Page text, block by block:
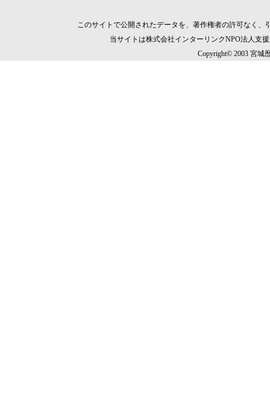
このサイトで公開されたデータを、著作権者の許可なく
当サイトは株式会社インターリンクNPO法人支
Copyright© 2003 宮城